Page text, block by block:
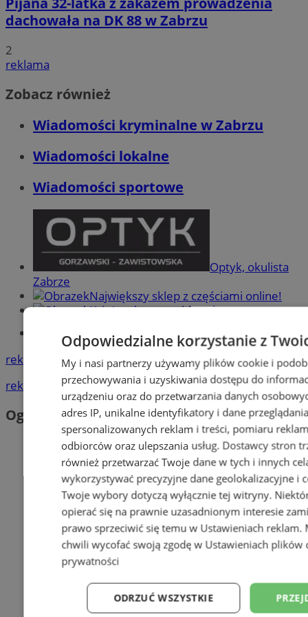
dachowała na DK 88 w Zabrzu
2
reklama
Zobacz również
Wiadomości kryminalne w Zabrzu
Wiadomości lokalne
Wiadomości sportowe
Optyk, okulista
Zabrze
Największy sklep z częściami online!
Książeczka sanepidowska
Tworzenie stron www -Zabrze
reklama
reklama
Ogłoszenia
Odpowiedzialne korzystanie z
My i nasi partnerzy używamy plików cookie i
przechowywania i uzyskiwania dostępu do
urządzeniu oraz do przetwarzania danych
adres IP, unikalne identyfikatory i dane
spersonalizowanych reklam i treści, pomiaru
odbiorców oraz ulepszania usług. Dostawcy stron
również przetwarzać Twoje dane w tych i innych
wykorzystywać precyzyjne dane geolokalizacyjne i
Twoje wybory dotyczą wyłącznie tej witryny.
opierać się na prawnie uzasadnionym interesie
prawo sprzeciwić się temu w Ustawieniach reklam.
chwili wycofać swoją zgodę w Ustawieniach plików
prywatności
ODRZUĆ WSZYSTKIE